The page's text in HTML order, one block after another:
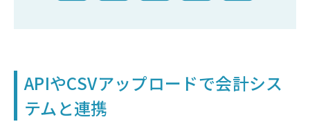
APIやCSVアップロードで会計シス
テムと連携